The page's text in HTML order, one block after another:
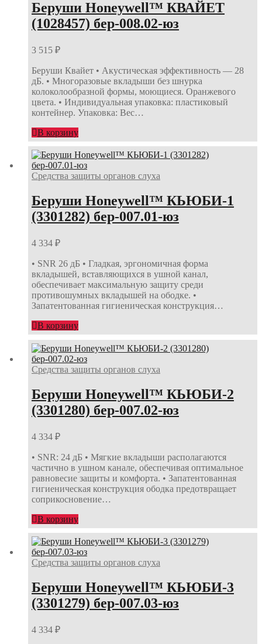
Беруши Honeywell™ КВАЙЕТ
(1028457) бер-008.02-юз
3 515 ₽
Беруши Квайет • Акустическая эффективность — 28
дБ. • Многоразовые вкладыши без шнурка
колоколообразной формы, моющиеся. Оранжевого
цвета. • Индивидуальная упаковка: пластиковый
контейнер. Упаковка: Вес…
В корзину
Средства защиты органов слуха
Беруши Honeywell™ КЬЮБИ-1
(3301282) бер-007.01-юз
4 334 ₽
• SNR 26 дБ • Гладкая, эргономичная форма
вкладышей, вставляющихся в ушной канал,
обеспечивает максимальную защиту среди
противошумных вкладышей на ободке. •
Запатентованная гигиеническая конструкция…
В корзину
Средства защиты органов слуха
Беруши Honeywell™ КЬЮБИ-2
(3301280) бер-007.02-юз
4 334 ₽
• SNR: 24 дБ • Мягкие вкладыши располагаются
частично в ушном канале, обеспечивая оптимальное
равновесие защиты и комфорта. • Запатентованная
гигиеническая конструкция ободка предотвращает
соприкосновение…
В корзину
Средства защиты органов слуха
Беруши Honeywell™ КЬЮБИ-3
(3301279) бер-007.03-юз
4 334 ₽